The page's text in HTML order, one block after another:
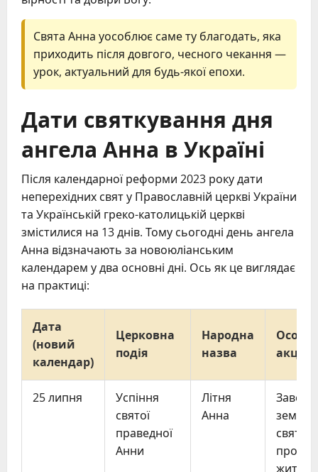
Свята Анна уособлює саме ту благодать, яка
приходить після довгого, чесного чекання —
урок, актуальний для будь-якої епохи.
Дати святкування дня
ангела Анна в Україні
Після календарної реформи 2023 року дати
неперехідних свят у Православній церкві України
та Українській греко-католицькій церкві
змістилися на 13 днів. Тому сьогодні день ангела
Анна відзначають за новоюліанським
календарем у два основні дні. Ось як це виглядає
на практиці:
Дата
(новий
календар)
Церковна
подія
Народна
назва
акцент
25 липня
Успіння
святої
праведної
Анни
Літня
Анна
про її
життя